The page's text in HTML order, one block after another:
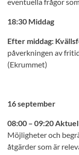
18:30 Middag
Efter middag:
påverkningen av
(Ekrummet)
16 september
08:00 – 09:20
Möjligheter och
åtgärder som är